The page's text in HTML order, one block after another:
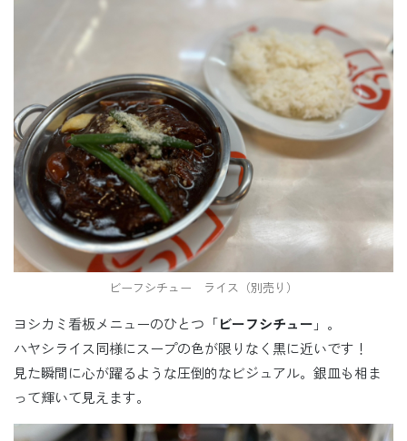
ビーフシチュー ライス（別売り）
ヨシカミ看板メニューのひとつ「ビーフシチュー 」。
ハヤシライス同様にスープの色が限りなく黒に近いです！
見た瞬間に心が躍るような圧倒的なビジュアル。銀皿も相ま
って輝いて見えます。